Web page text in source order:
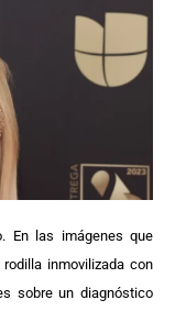
En las imágenes que
inmovilizada con
sobre un diagnóstico